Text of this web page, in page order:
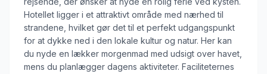
Hotellet ligger i et attraktivt område med nærhed til
strandene, hvilket gør det til et perfekt udgangspunkt
for at dykke ned i den lokale kultur og natur. Her kan
du nyde en lækker morgenmad med udsigt over havet,
mens du planlægger dagens aktiviteter. Faciliteternes